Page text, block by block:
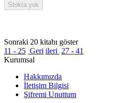
Stokta yok
Sonraki 20 kitabı göster
11 - 25 Geri ileri 27 - 41
Kurumsal
Hakkımızda
İletişim Bilgisi
Şifremi Unuttum